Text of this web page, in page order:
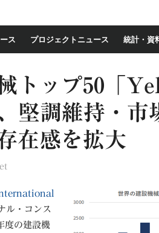
ス プロジェクトニュース 統計・資
トップ50「
堅調維持・市
在感を拡大
ル・コンス
度の建設機